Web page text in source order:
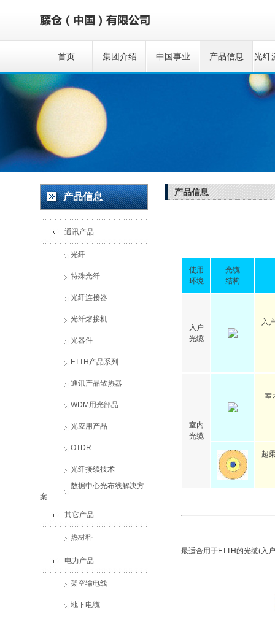
首页 集团介绍 中国事业 产品信息 光纤
产品信息
通讯产品
光纤
特殊光纤
光纤连接器
光纤熔接机
光器件
FTTH产品系列
通讯产品散热器
WDM用光部品
光应用产品
OTDR
光纤接续技术
数据中心光布线解决方
案
其它产品
热材料
电力产品
架空输电线
地下电缆
产品信息
使用
环境
光缆
结构
入户
光缆
入
室内
光缆
室
超
最适合用于FTTH的光缆(入